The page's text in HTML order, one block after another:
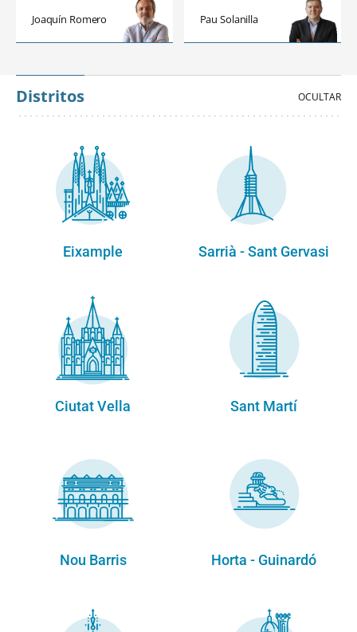
Joaquín Romero Pau Solanilla
Distritos
Eixample Sarrià - Sant Gervasi
Ciutat Vella Sant Martí
Nou Barris Horta - Guinardó